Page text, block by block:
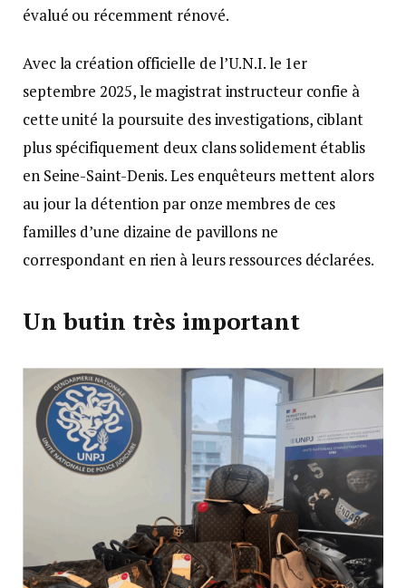
évalué ou récemment rénové.
Avec la création officielle de l’U.N.I. le 1er
septembre 2025, le magistrat instructeur confie à
cette unité la poursuite des investigations, ciblant
plus spécifiquement deux clans solidement établis
en Seine-Saint-Denis. Les enquêteurs mettent alors
au jour la détention par onze membres de ces
familles d’une dizaine de pavillons ne
correspondant en rien à leurs ressources déclarées.
Un butin très important